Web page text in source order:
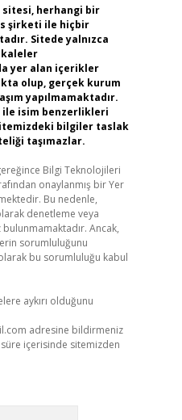
herhangi bir
şirketi ile hiçbir
Sitede yalnızca
yer alan içerikler
olup, gerçek kurum
yapılmamaktadır.
ile isim benzerlikleri
bilgiler taslak
taşımazlar.
Bilgi Teknolojileri
onaylanmış bir Yer
Bu nedenle,
denetleme veya
Ancak,
sorumluluğunu
bu sorumluluğu kabul
aykırı olduğunu
adresine bildirmeniz
içerisinde sitemizden